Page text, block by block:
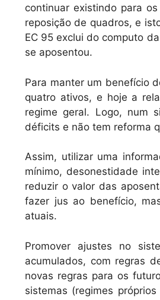
continuar existindo para
reposição de quadros, e
EC 95 exclui do computo
se aposentou.
Para manter um benefício
quatro ativos, e hoje a
regime geral. Logo, num
déficits e não tem reforma
Assim, utilizar uma
mínimo, desonestidade
reduzir o valor das
fazer jus ao benefício,
atuais.
Promover ajustes no
acumulados, com regras
novas regras para os
sistemas (regimes